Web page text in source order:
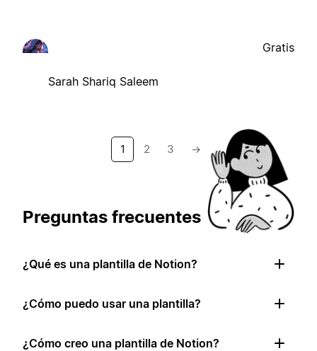
Sarah Shariq Saleem
Gratis
1 2 3 →
Preguntas frecuentes
¿Qué es una plantilla de Notion?
¿Cómo puedo usar una plantilla?
¿Cómo creo una plantilla de Notion?